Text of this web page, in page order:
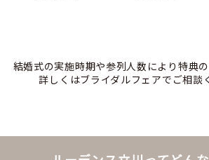
結婚式の実施時期や参列人数により特典の
詳しくはブライダルフェアでご相談